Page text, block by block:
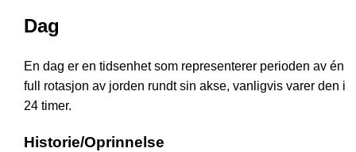
Dag
En dag er en tidsenhet som representerer perioden av én
full rotasjon av jorden rundt sin akse, vanligvis varer den i
24 timer.
Historie/Oprinnelse